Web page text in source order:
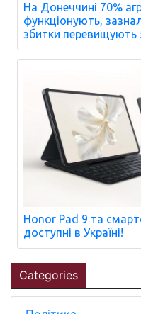
На Донеччині 70%
функціонують,
збитки перевищують
Honor Pad 9 та
доступні в Україні!
Categories